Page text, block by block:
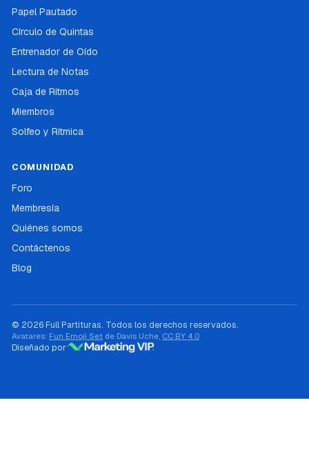
Papel Pautado
Círculo de Quintas
Entrenador de Oído
Lectura de Notas
Caja de Ritmos
Miembros
Solfeo y Ritmica
COMUNIDAD
Foro
Membresía
Quiénes somos
Contáctenos
Blog
© 2026 Full Partituras. Todos los derechos reservados.
Avatares: Fun Emoji Set de Davis Uche, CC BY 4.0
Diseñado por